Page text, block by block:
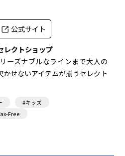
公式サイト
レクトショップ
ーズナブルなラインまで大人の
かせないアイテムが揃うセレクト
#キッズ
Free